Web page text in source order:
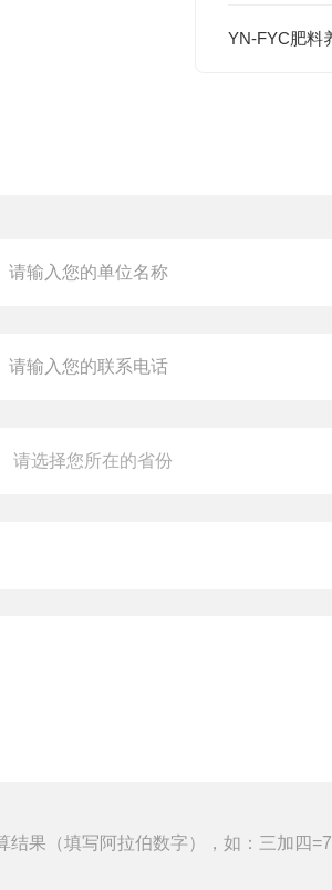
结果（填写阿拉伯数字），如：三加四=7